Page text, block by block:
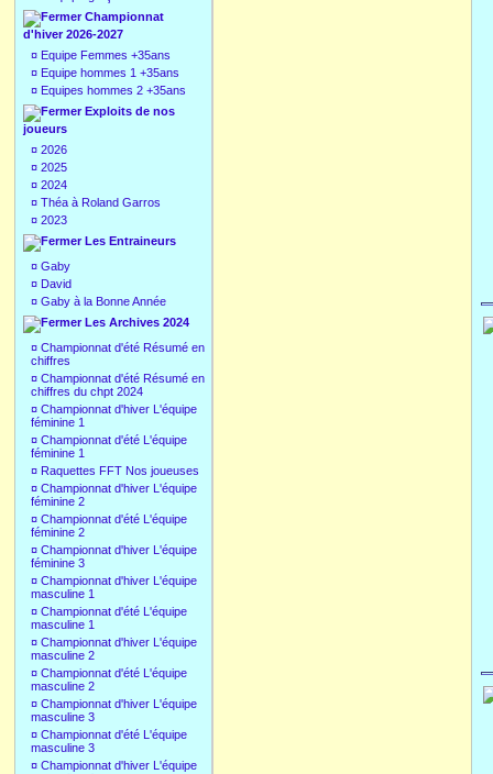
Championnat
d'hiver 2026-2027
¤ Equipe Femmes +35ans
¤ Equipe hommes 1 +35ans
¤ Equipes hommes 2 +35ans
Exploits de nos
joueurs
¤ 2026
¤ 2025
¤ 2024
¤ Théa à Roland Garros
¤ 2023
Les Entraineurs
¤ Gaby
¤ David
¤ Gaby à la Bonne Année
Les Archives 2024
¤ Championnat d'été Résumé en
chiffres
¤ Championnat d'été Résumé en
chiffres du chpt 2024
¤ Championnat d'hiver L'équipe
féminine 1
¤ Championnat d'été L'équipe
féminine 1
¤ Raquettes FFT Nos joueuses
¤ Championnat d'hiver L'équipe
féminine 2
¤ Championnat d'été L'équipe
féminine 2
¤ Championnat d'hiver L'équipe
féminine 3
¤ Championnat d'hiver L'équipe
masculine 1
¤ Championnat d'été L'équipe
masculine 1
¤ Championnat d'hiver L'équipe
masculine 2
¤ Championnat d'été L'équipe
masculine 2
¤ Championnat d'hiver L'équipe
masculine 3
¤ Championnat d'été L'équipe
masculine 3
¤ Championnat d'hiver L'équipe